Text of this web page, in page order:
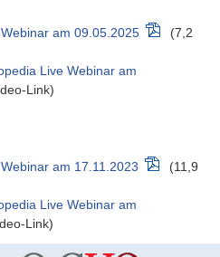
am 09.05.2025
(7,2
Live Webinar am
Link)
am 17.11.2023
(11,9
Live Webinar am
Link)